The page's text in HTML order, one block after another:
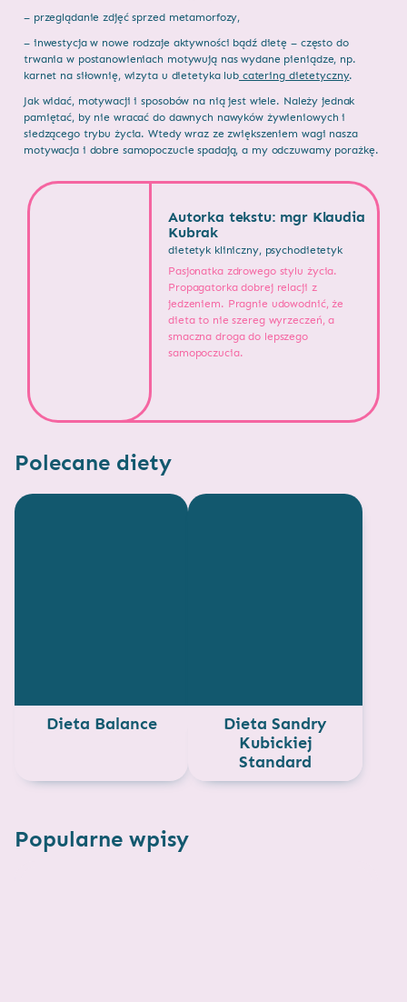
– przeglądanie zdjęć sprzed metamorfozy,
– inwestycja w nowe rodzaje aktywności bądź dietę – często do
trwania w postanowieniach motywują nas wydane pieniądze, np.
karnet na siłownię, wizyta u dietetyka lubcatering dietetyczny.
Jak widać, motywacji i sposobów na nią jest wiele. Należy jednak
pamiętać, by nie wracać do dawnych nawyków żywieniowych i
siedzącego trybu życia. Wtedy wraz ze zwiększeniem wagi nasza
motywacja i dobre samopoczucie spadają, a my odczuwamy porażkę.
Autorka tekstu: mgr Klaudia
Kubrak
dietetyk kliniczny, psychodietetyk
Pasjonatka zdrowego stylu życia.
Propagatorka dobrej relacji z
jedzeniem. Pragnie udowodnić, że
dieta to nie szereg wyrzeczeń, a
smaczna droga do lepszego
samopoczucia.
Polecane diety
Dieta Balance
Dieta Sandry
Kubickiej
Standard
Popularne wpisy